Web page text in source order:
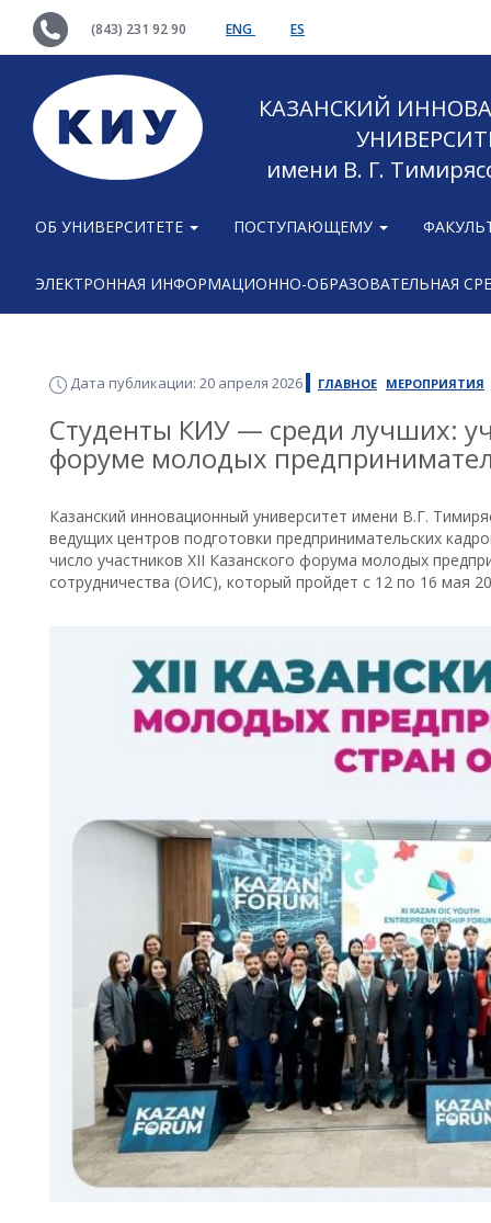
(843) 231 92 90 ENG ES
КАЗАНСКИЙ
имени В. Г.
ОБ УНИВЕРСИТЕТЕ ПОСТУПАЮЩЕМУ
ЭЛЕКТРОННАЯ ИНФОРМАЦИОННО-ОБРАЗОВАТЕЛЬНАЯ
Дата публикации: 20 апреля 2026 ГЛАВНОЕ МЕРОПРИЯТИЯ
Студенты КИУ — среди лучших:
форуме молодых
Казанский инновационный университет имени В.Г.
ведущих центров подготовки предпринимательских
число участников XII Казанского форума молодых
сотрудничества (ОИС), который пройдет с 12 по 16 мая